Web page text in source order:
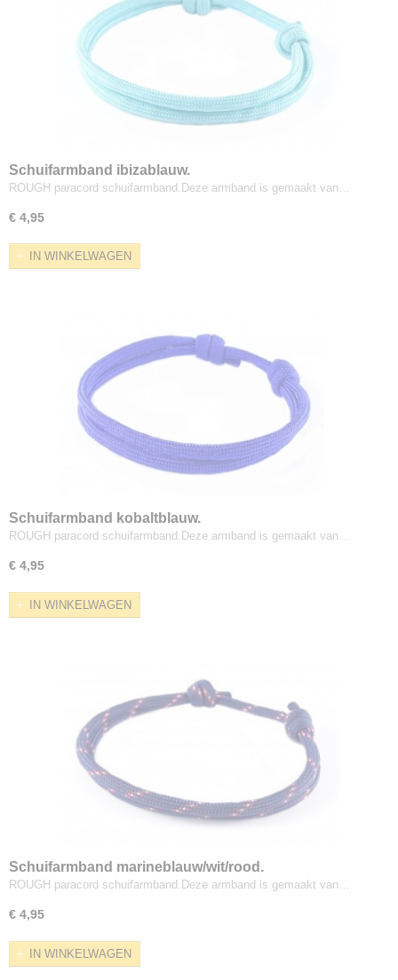
Schuifarmband ibizablauw.
ROUGH paracord schuifarmband.Deze armband is gemaakt van…
€ 4,95
IN WINKELWAGEN
Schuifarmband kobaltblauw.
ROUGH paracord schuifarmband.Deze armband is gemaakt van…
€ 4,95
IN WINKELWAGEN
Schuifarmband marineblauw/wit/rood.
ROUGH paracord schuifarmband.Deze armband is gemaakt van…
€ 4,95
IN WINKELWAGEN